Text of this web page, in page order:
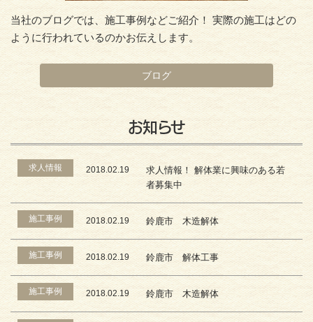
当社のブログでは、施工事例などご紹介！ 実際の施工はどの
ように行われているのかお伝えします。
ブログ
お知らせ
求人情報 2018.02.19
求人情報！ 解体業に興味のある若
者募集中
施工事例 2018.02.19 鈴鹿市 木造解体
施工事例 2018.02.19 鈴鹿市 解体工事
施工事例 2018.02.19 鈴鹿市 木造解体